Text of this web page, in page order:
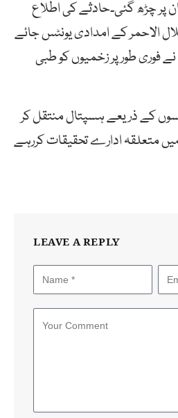
پر چڑھ گئی۔حادثے کی اطلاع
الاحمر کے امدادی یونٹس جائے
فوری طورپر زخمیوں کو طبی
کے ذریعے ہسپتال منتقل کر
متعلقہ ادارے تحقیقات کررہے
LEAVE A REPLY